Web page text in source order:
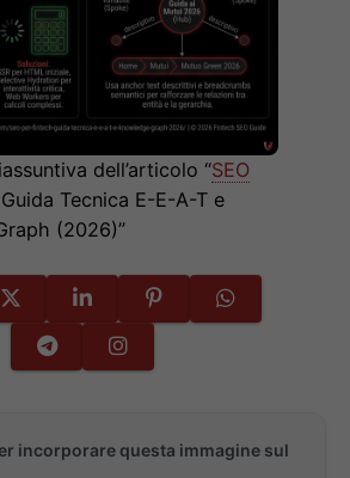
dell’articolo “SEO
Tecnica E-E-A-T e
(2026)”
incorporare questa immagine sul